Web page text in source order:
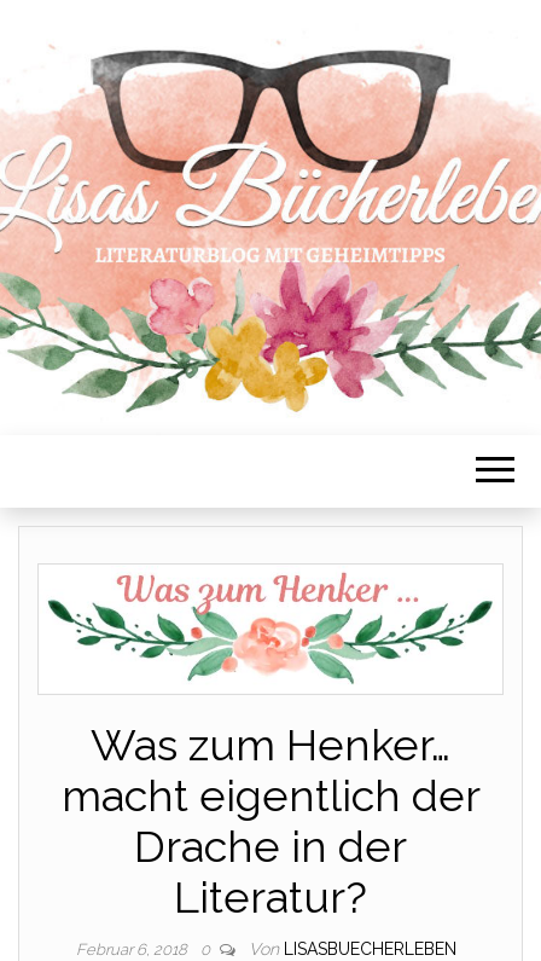
Was zum Henker…
macht eigentlich der
Drache in der
Literatur?
Februar 6, 2018 0 Von LISASBUECHERLEBEN